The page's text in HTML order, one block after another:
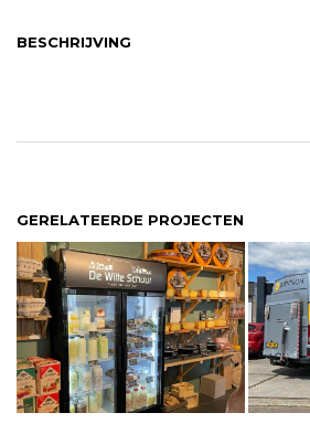
BESCHRIJVING
GERELATEERDE PROJECTEN